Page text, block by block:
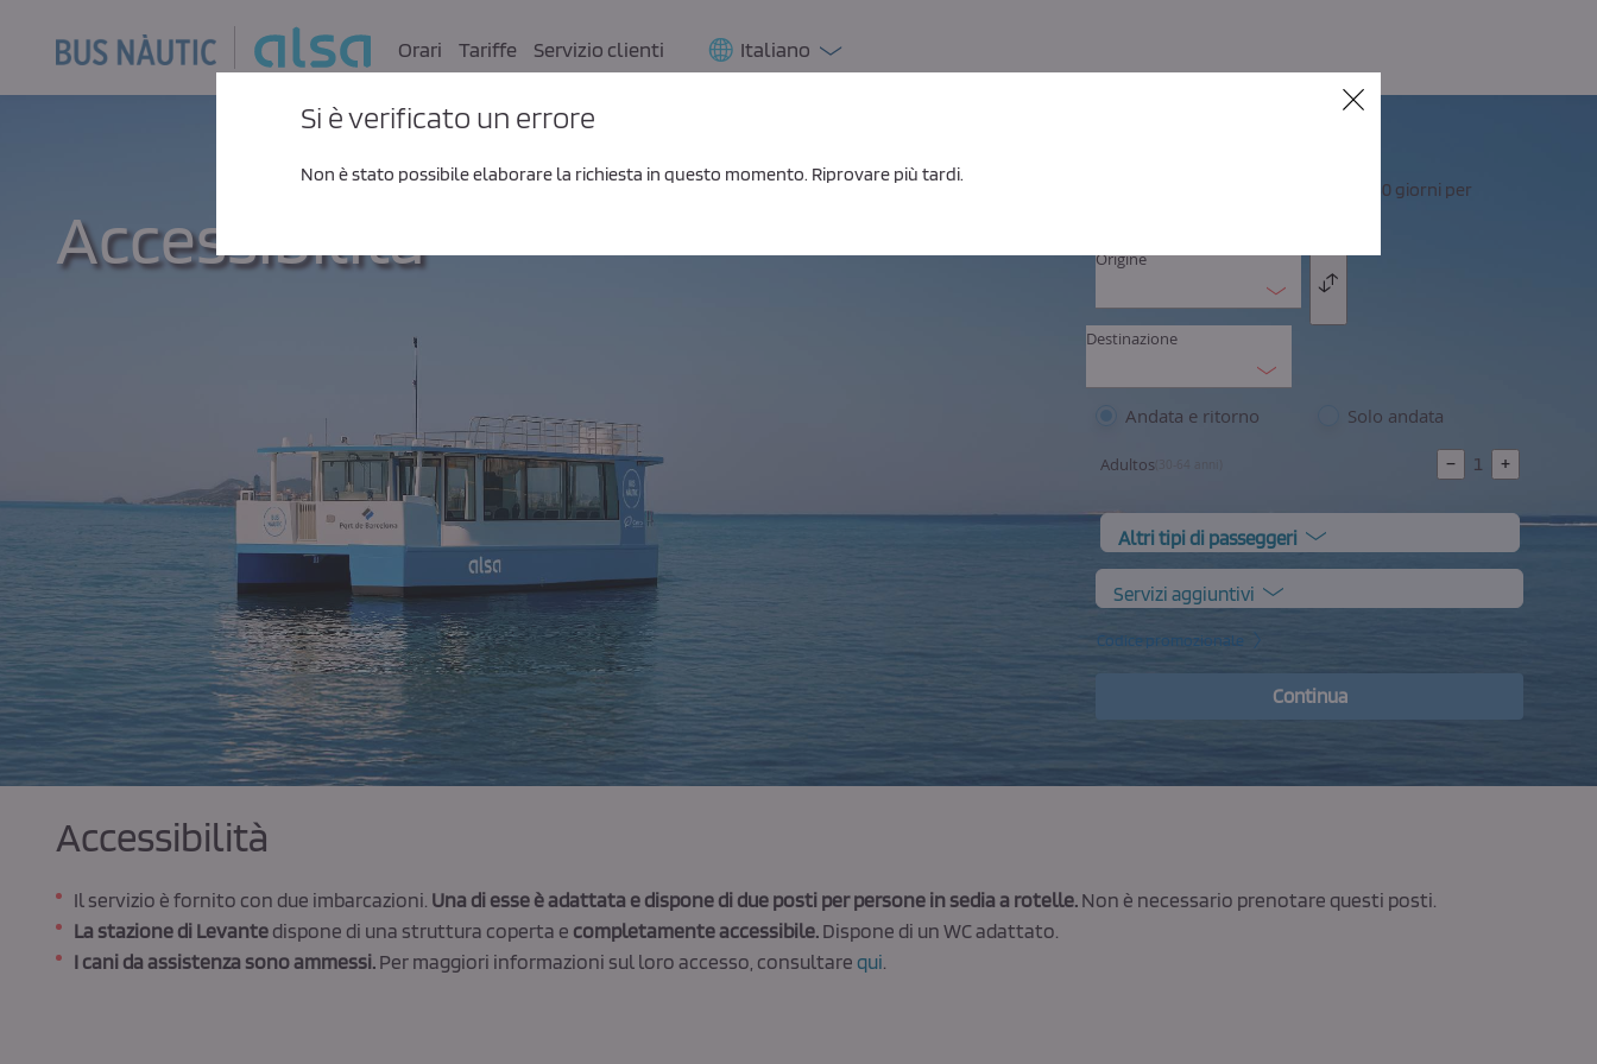
Orari Tariffe Servizio clienti Italiano
Accessibilità
Il tuo biglietto flessibile, disponi di 30 giorni per
Origine
Intercambio
Destinazione
Andata e ritorno Solo andata
Adultos(30-64 anni) − 1 +
Altri tipi di passeggeri
Servizi aggiuntivi
Codice promozionale
Continua
Si è verificato un errore
Non è stato possibile elaborare la richiesta in questo momento. Riprovare più tardi.
Accessibilità
Il servizio è fornito con due imbarcazioni. Una di esse è adattata e dispone di due posti per persone in sedia a rotelle.Non è necessario prenotare questi posti.
La stazione di Levantedispone di una struttura coperta e completamente accessibile.Dispone di un WC adattato.
I cani da assistenza sono ammessi.Per maggiori informazioni sul loro accesso, consultarequi.